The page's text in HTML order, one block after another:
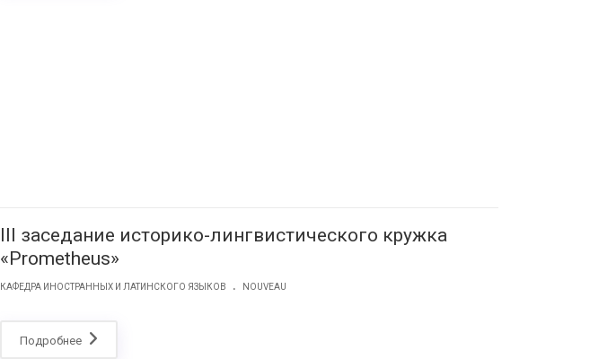
III заседание историко-лингвистического кружка
«Prometheus»
КАФЕДРА ИНОСТРАННЫХ И ЛАТИНСКОГО ЯЗЫКОВ . NOUVEAU
Подробнее